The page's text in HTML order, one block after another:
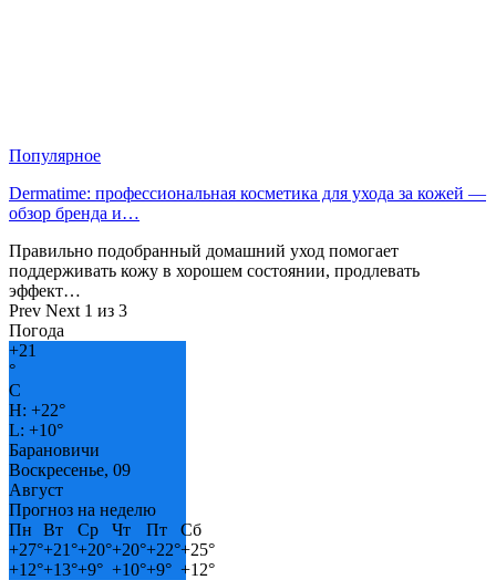
Популярное
Dermatime: профессиональная косметика для ухода за кожей —
обзор бренда и…
Правильно подобранный домашний уход помогает
поддерживать кожу в хорошем состоянии, продлевать
эффект…
Prev Next 1 из 3
Погода
+21
°
C
H: +22°
L: +10°
Барановичи
Воскресенье, 09
Август
Прогноз на неделю
Пн
Вт Ср Чт Пт
Сб
+27°+21°+20°+20°+22°+25°
+12°+13°+9° +10°+9° +12°